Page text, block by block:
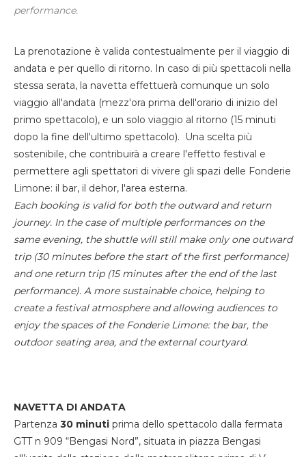
performance.
La prenotazione è valida contestualmente per il viaggio di
andata e per quello di ritorno. In caso di più spettacoli nella
stessa serata, la navetta effettuerà comunque un solo
viaggio all'andata (mezz'ora prima dell'orario di inizio del
primo spettacolo), e un solo viaggio al ritorno (15 minuti
dopo la fine dell'ultimo spettacolo). Una scelta più
sostenibile, che contribuirà a creare l'effetto festival e
permettere agli spettatori di vivere gli spazi delle Fonderie
Limone: il bar, il dehor, l'area esterna.
Each booking is valid for both the outward and return
journey. In the case of multiple performances on the
same evening, the shuttle will still make only one outward
trip (30 minutes before the start of the first performance)
and one return trip (15 minutes after the end of the last
performance). A more sustainable choice, helping to
create a festival atmosphere and allowing audiences to
enjoy the spaces of the Fonderie Limone: the bar, the
outdoor seating area, and the external courtyard.
NAVETTA DI ANDATA
Partenza 30 minuti prima dello spettacolo dalla fermata
GTT n 909 “Bengasi Nord”, situata in piazza Bengasi